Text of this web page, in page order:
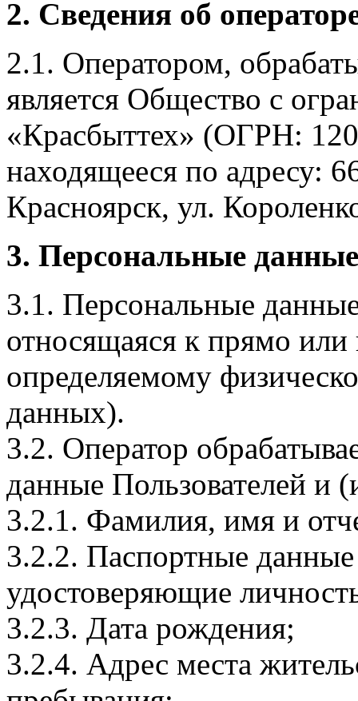
2. Сведения об
2.1. Оператором,
является Общество с
«Красбыттех» (ОГРН:
находящееся по адресу:
Красноярск, ул.
3. Персональные
3.1. Персональные
относящаяся к прямо
определяемому
данных).
3.2. Оператор
данные Пользователей и
3.2.1. Фамилия, имя и
3.2.2. Паспортные
удостоверяющие
3.2.3. Дата рождения;
3.2.4. Адрес места